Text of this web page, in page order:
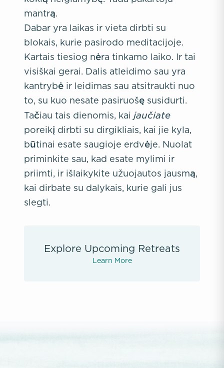
mantrą.
Dabar yra laikas ir vieta dirbti su
blokais, kurie pasirodo meditacijoje.
Kartais tiesiog nėra tinkamo laiko. Ir tai
visiškai gerai. Dalis atleidimo sau yra
kantrybė ir leidimas sau atsitraukti nuo
to, su kuo nesate pasiruošę susidurti.
Tačiau tais dienomis, kai jaučiate
poreikį dirbti su dirgikliais, kai jie kyla,
būtinai esate saugioje erdvėje. Nuolat
priminkite sau, kad esate mylimi ir
priimti, ir išlaikykite užuojautos jausmą,
kai dirbate su dalykais, kurie gali jus
slegti.
Explore Upcoming Retreats
Learn More